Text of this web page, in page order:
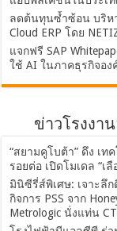
ลดต้นทุนซ้ำซ้อน บริห
Cloud ERP โดย
แจกฟรี SAP
ใช้ AI ในภาคธุรกิจอง
ข่าวโรงงานล่
“สยามคูโบต้า” ดึง เ
รอยต่อ เปิดโมเดล “เ
มินิซีรี่ส์พิเศษ: เจาะลึ
กิจการ PSS จาก
Metrologic นั่งแท่น